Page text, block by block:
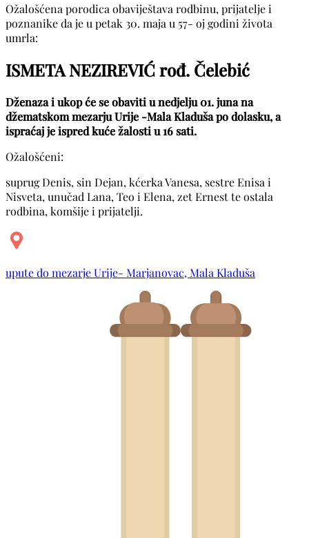
Ožalošćena porodica obaviještava rodbinu, prijatelje i
poznanike da je u petak 30. maja u 57- oj godini života
umrla:
ISMETA NEZIREVIĆ rođ. Čelebić
Dženaza i ukop će se obaviti u nedjelju 01. juna na
džematskom mezarju Urije -Mala Kladuša po dolasku, a
ispraćaj je ispred kuće žalosti u 16 sati.
Ožalošćeni:
suprug Denis, sin Dejan, kćerka Vanesa, sestre Enisa i
Nisveta, unučad Lana, Teo i Elena, zet Ernest te ostala
rodbina, komšije i prijatelji.
upute do mezarje Urije- Marjanovac, Mala Kladuša